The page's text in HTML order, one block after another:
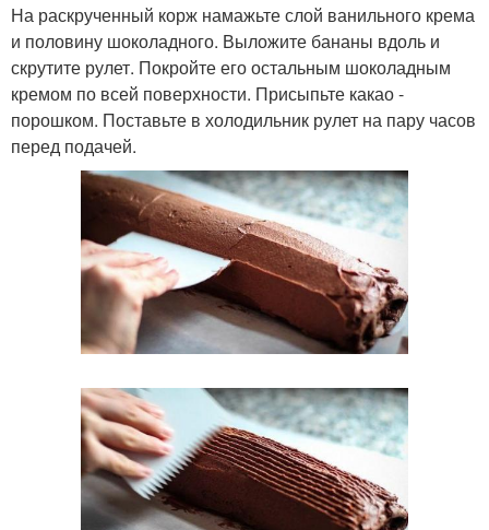
На раскрученный корж намажьте слой ванильного крема
и половину шоколадного. Выложите бананы вдоль и
скрутите рулет. Покройте его остальным шоколадным
кремом по всей поверхности. Присыпьте какао -
порошком. Поставьте в холодильник рулет на пару часов
перед подачей.